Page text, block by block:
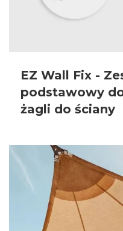
EZ Wall Fix -
podstawowy
żagli do ściany